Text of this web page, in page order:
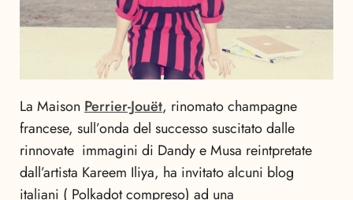
La Maison Perrier-Jouët, rinomato champagne
francese, sull’onda del successo suscitato dalle
rinnovate immagini di Dandy e Musa reintpretate
dall’artista Kareem Iliya, ha invitato alcuni blog
italiani ( Polkadot compreso) ad una